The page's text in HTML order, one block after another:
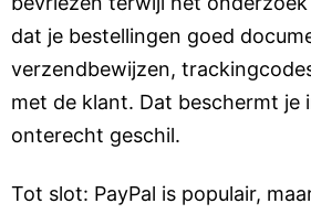
dat je bestellingen goed
verzendbewijzen,
met de klant. Dat beschermt je
onterecht geschil.
Tot slot: PayPal is populair,